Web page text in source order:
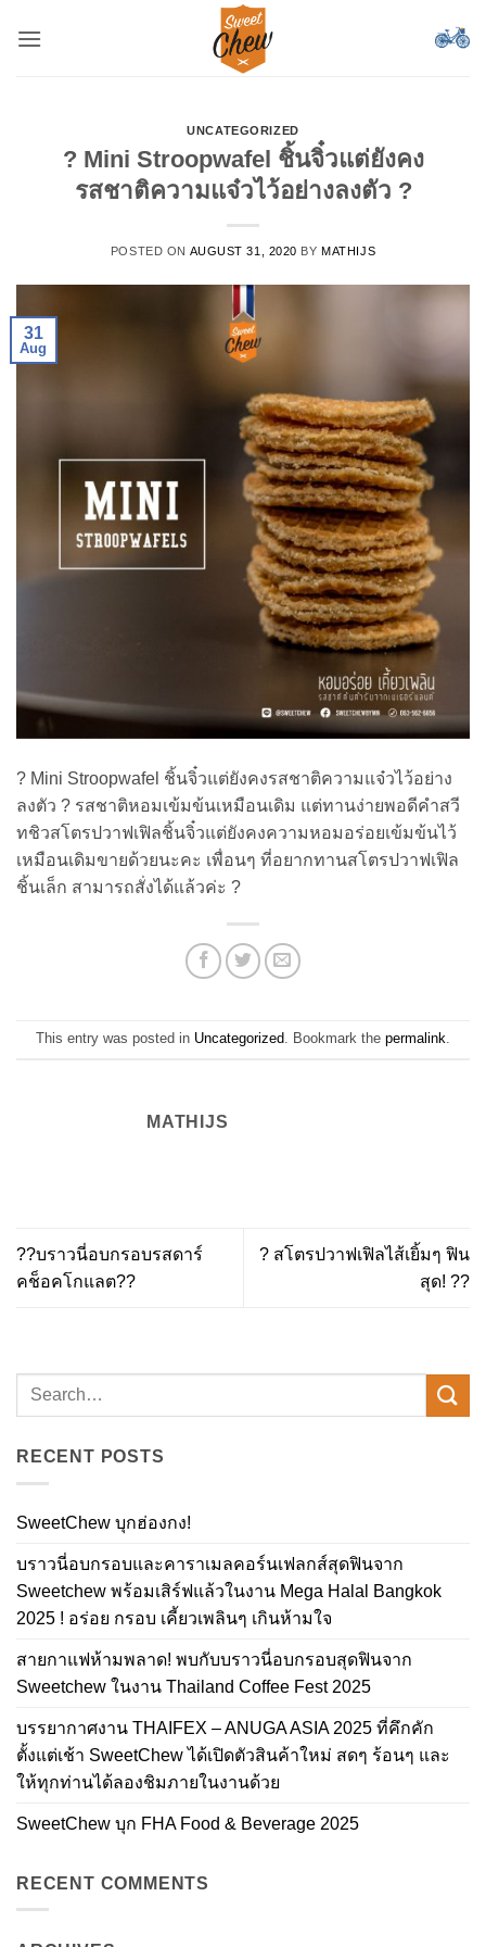
UNCATEGORIZED
? Mini Stroopwafel ชิ้นจิ๋วแต่ยังคง
รสชาติความแจ๋วไว้อย่างลงตัว ?
POSTED ON AUGUST 31, 2020 BYMATHIJS
31
Aug
? Mini Stroopwafel ชิ้นจิ๋วแต่ยังคงรสชาติความแจ๋วไว้อย่าง
ลงตัว ? รสชาติหอมเข้มข้นเหมือนเดิม แต่ทานง่ายพอดีคำสวี
ทชิวสโตรปวาฟเฟิลชิ้นจิ๋วแต่ยังคงความหอมอร่อยเข้มข้นไว้
เหมือนเดิมขายด้วยนะคะ เพื่อนๆ ที่อยากทานสโตรปวาฟเฟิล
ชิ้นเล็ก สามารถสั่งได้แล้วค่ะ ?
This entry was posted in Uncategorized . Bookmark the permalink
MATHIJS
??บราวนี่อบกรอบรสดาร์
คช็อคโกแลต??
? สโตรปวาฟเฟิลไส้เยิ้มๆ ฟิน
สุด! ??
RECENT POSTS
SweetChew บุกฮ่องกง!
บราวนี่อบกรอบและคาราเมลคอร์นเฟลกส์สุดฟินจาก
Sweetchew พร้อมเสิร์ฟแล้วในงาน Mega Halal Bangkok
2025 ! อร่อย กรอบ เคี้ยวเพลินๆ เกินห้ามใจ
สายกาแฟห้ามพลาด! พบกับบราวนี่อบกรอบสุดฟินจาก
Sweetchew ในงาน Thailand Coffee Fest 2025
บรรยากาศงาน THAIFEX – ANUGA ASIA 2025 ที่คึกคัก
ตั้งแต่เช้า SweetChew ได้เปิดตัวสินค้าใหม่ สดๆ ร้อนๆ และ
ให้ทุกท่านได้ลองชิมภายในงานด้วย
SweetChew บุก FHA Food & Beverage 2025
RECENT COMMENTS